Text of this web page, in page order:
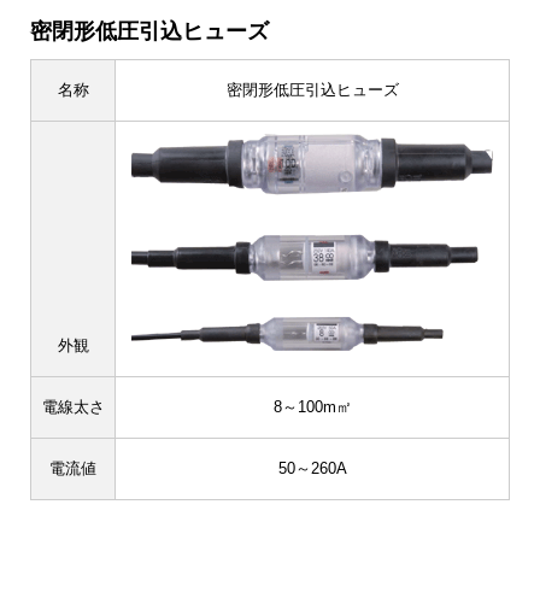
密閉形低圧引込ヒューズ
名称 密閉形低圧引込ヒューズ
外観
電線太さ 8～100m㎡
電流値 50～260A